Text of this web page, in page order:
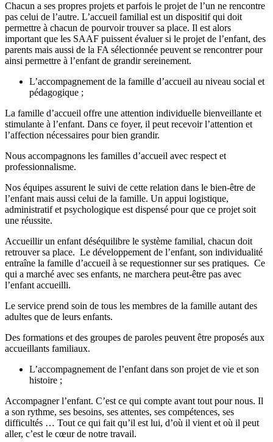
Chacun a ses propres projets et parfois le projet de l’un ne rencontre
pas celui de l’autre. L’accueil familial est un dispositif qui doit
permettre à chacun de pourvoir trouver sa place. Il est alors
important que les SAAF puissent évaluer si le projet de l’enfant, des
parents mais aussi de la FA sélectionnée peuvent se rencontrer pour
ainsi permettre à l’enfant de grandir sereinement.
L’accompagnement de la famille d’accueil au niveau social et
pédagogique ;
La famille d’accueil offre une attention individuelle bienveillante et
stimulante à l’enfant. Dans ce foyer, il peut recevoir l’attention et
l’affection nécessaires pour bien grandir.
Nous accompagnons les familles d’accueil avec respect et
professionnalisme.
Nos équipes assurent le suivi de cette relation dans le bien-être de
l’enfant mais aussi celui de la famille. Un appui logistique,
administratif et psychologique est dispensé pour que ce projet soit
une réussite.
Accueillir un enfant déséquilibre le système familial, chacun doit
retrouver sa place. Le développement de l’enfant, son individualité
entraîne la famille d’accueil à se requestionner sur ses pratiques. Ce
qui a marché avec ses enfants, ne marchera peut-être pas avec
l’enfant accueilli.
Le service prend soin de tous les membres de la famille autant des
adultes que de leurs enfants.
Des formations et des groupes de paroles peuvent être proposés aux
accueillants familiaux.
L’accompagnement de l’enfant dans son projet de vie et son
histoire ;
Accompagner l’enfant. C’est ce qui compte avant tout pour nous. Il
a son rythme, ses besoins, ses attentes, ses compétences, ses
difficultés … Tout ce qui fait qu’il est lui, d’où il vient et où il peut
aller, c’est le cœur de notre travail.